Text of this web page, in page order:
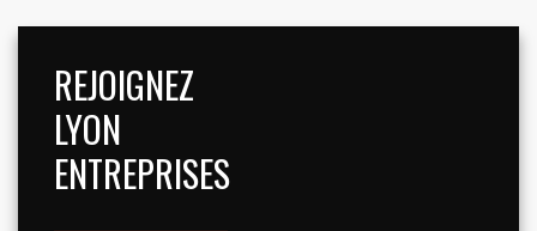
REJOIGNEZ
LYON
ENTREPRISES